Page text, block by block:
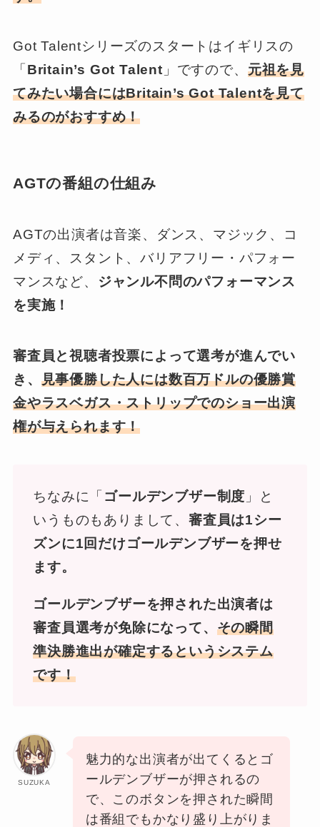
Got Talentシリーズのスタートはイギリスの
「 Britain’s Got Talent 」ですので、 元祖を見
てみたい場合にはBritain’s Got Talentを見て
みるのがおすすめ！
AGTの番組の仕組み
AGTの出演者は音楽、ダンス、マジック、コ
メディ、スタント、バリアフリー・パフォー
マンスなど、
ジャンル不問のパフォーマンス
を実施！
審査員と視聴者投票によって選考が進んでい
き、 見事優勝した人には数百万ドルの優勝賞
金やラスベガス・ストリップでのショー出演
権が与えられます！
ちなみに「 ゴールデンブザー制度 」と
いうものもありまして、 審査員は1シー
ズンに1回だけゴールデンブザーを押せ
ます。
ゴールデンブザーを押された出演者は
審査員選考が免除になって、 その瞬間
準決勝進出が確定するというシステム
です！
SUZUKA
魅力的な出演者が出てくるとゴ
ールデンブザーが押されるの
で、このボタンを押された瞬間
は番組でもかなり盛り上がりま